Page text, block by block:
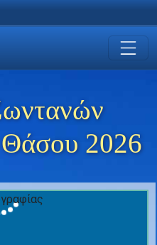
Θάσου
στη Χρυσή Ακτή
Θάσοστη Θάσο
2026